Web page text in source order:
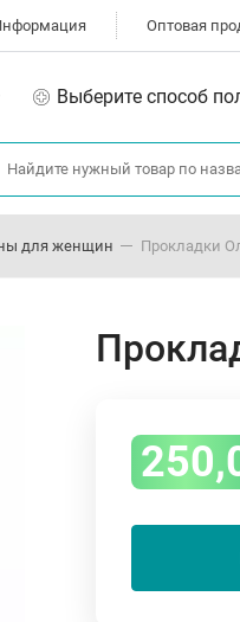
Оптовая
Выберите способ
для женщин Прокладки